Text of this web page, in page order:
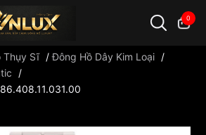
0
G-Shock đồng hồ Orient
Thụy Sĩ /Đông Hồ Dây Kim Loại /
/